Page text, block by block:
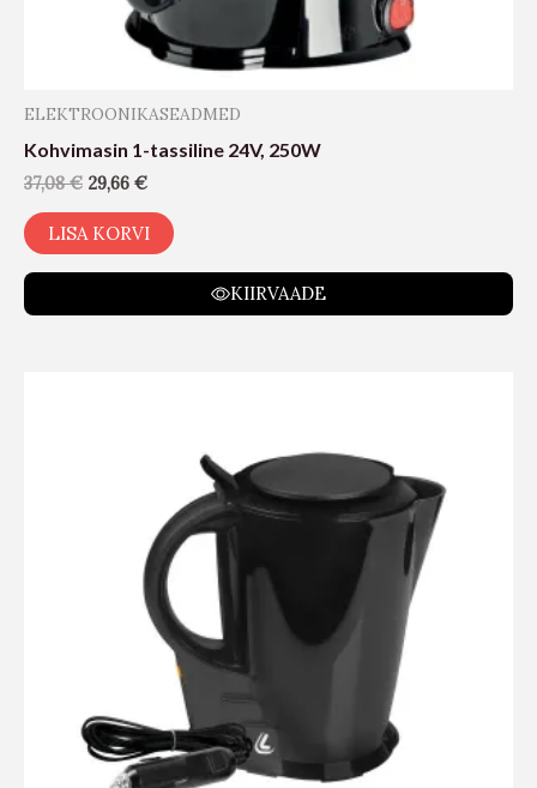
ELEKTROONIKASEADMED
Kohvimasin 1-tassiline 24V, 250W
37,08€ 29,66 €
LISA KORVI
KIIRVAADE